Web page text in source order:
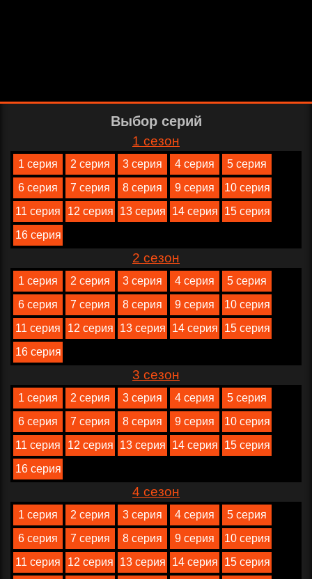
Выбор серий
1 сезон
1 серия 2 серия 3 серия 4 серия
5 серия
6 серия
7 серия 8 серия 9 серия
10 серия
11 серия
12 серия 13 серия 14 серия
15 серия
16 серия
2 сезон
1 серия 2 серия 3 серия 4 серия
5 серия
6 серия
7 серия 8 серия 9 серия
10 серия
11 серия
12 серия 13 серия 14 серия
15 серия
16 серия
3 сезон
1 серия 2 серия 3 серия 4 серия
5 серия
6 серия
7 серия 8 серия 9 серия
10 серия
11 серия
12 серия 13 серия 14 серия
15 серия
16 серия
4 сезон
1 серия 2 серия 3 серия 4 серия
5 серия
6 серия
7 серия 8 серия 9 серия
10 серия
11 серия
12 серия 13 серия 14 серия
15 серия